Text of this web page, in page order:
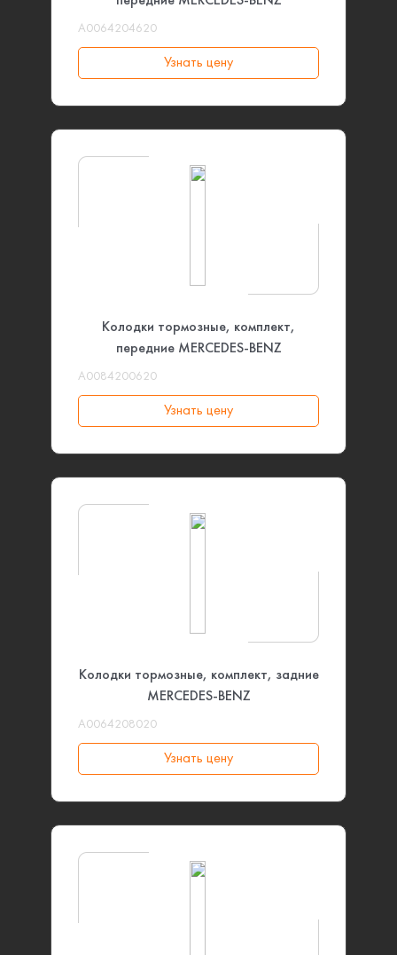
A0064204620
Узнать цену
Колодки тормозные, комплект,
передние MERCEDES-BENZ
A0084200620
Узнать цену
Колодки тормозные, комплект, задние
MERCEDES-BENZ
A0064208020
Узнать цену